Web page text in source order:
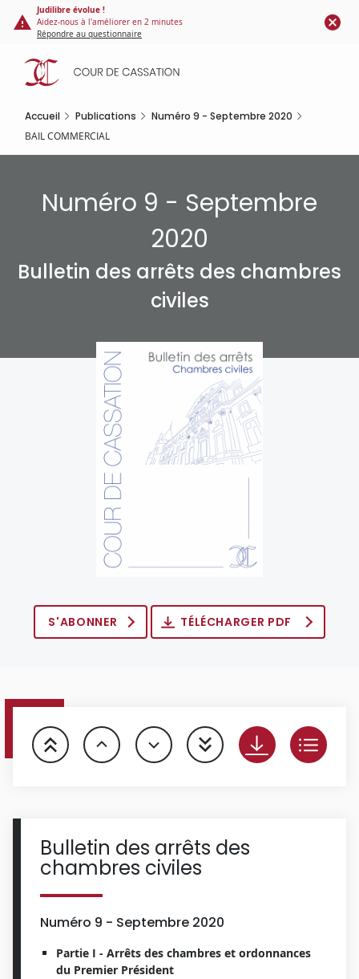
Panneau de gestion des cookies
contenu
principal
Judilibre évolue !
Aidez-nous à l'améliorer en 2 minutes
Répondre au questionnaire
Accueil Publications Numéro 9 - Septembre 2020
BAIL COMMERCIAL
Numéro 9 - Septembre
2020
Bulletin des arrêts des chambres
civiles
S'ABONNER TÉLÉCHARGER PDF
Bulletin des arrêts des
chambres civiles
Numéro 9 - Septembre 2020
Partie I - Arrêts des chambres et ordonnances
du Premier Président